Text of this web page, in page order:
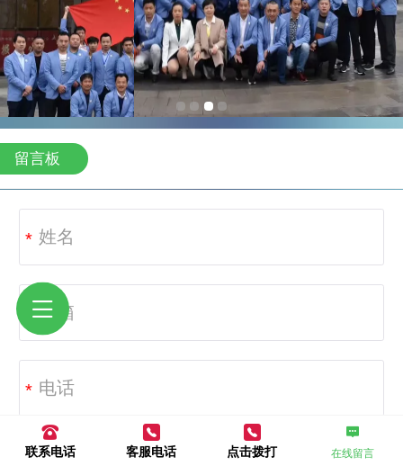
留言板
*
*
联系电话 客服电话 点击拨打 在线留言